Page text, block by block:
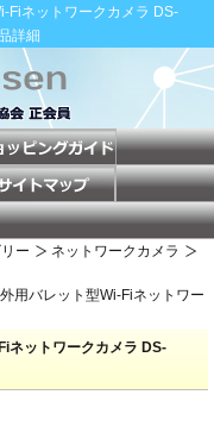
Fiネットワークカメラ DS-
詳細
ー
ネットワークカメラ
用バレット型Wi-Fiネットワー
ネットワークカメラ DS-